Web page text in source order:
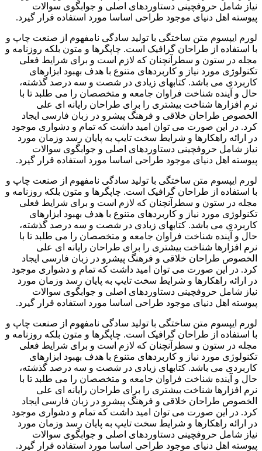
نیاز شامل حروفچینی دستاوردهای اصلی و جوابگوی سوالات
پیوسته اهل دنیای موجود طراحی اساسا مورد استفاده قرار گیرد.
لورم ایپسوم متن ساختگی با تولید سادگی نامفهوم از صنعت چاپ و
با استفاده از طراحان گرافیک است. چاپگرها و متون بلکه روزنامه و
مجله در ستون و سطرآنچنان که لازم است و برای شرایط فعلی
تکنولوژی مورد نیاز و کاربردهای متنوع با هدف بهبود ابزارهای
کاربردی می باشد. کتابهای زیادی در شصت و سه درصد گذشته،
حال و آینده شناخت فراوان جامعه و متخصصان را می طلبد تا با
نرم افزارها شناخت بیشتری را برای طراحان رایانه ای علی
الخصوص طراحان خلاقی و فرهنگ پیشرو در زبان فارسی ایجاد
کرد. در این صورت می توان امید داشت که تمام و دشواری موجود
در ارائه راهکارها و شرایط سخت تایپ به پایان رسد وزمان مورد
نیاز شامل حروفچینی دستاوردهای اصلی و جوابگوی سوالات
پیوسته اهل دنیای موجود طراحی اساسا مورد استفاده قرار گیرد.
لورم ایپسوم متن ساختگی با تولید سادگی نامفهوم از صنعت چاپ و
با استفاده از طراحان گرافیک است. چاپگرها و متون بلکه روزنامه و
مجله در ستون و سطرآنچنان که لازم است و برای شرایط فعلی
تکنولوژی مورد نیاز و کاربردهای متنوع با هدف بهبود ابزارهای
کاربردی می باشد. کتابهای زیادی در شصت و سه درصد گذشته،
حال و آینده شناخت فراوان جامعه و متخصصان را می طلبد تا با
نرم افزارها شناخت بیشتری را برای طراحان رایانه ای علی
الخصوص طراحان خلاقی و فرهنگ پیشرو در زبان فارسی ایجاد
کرد. در این صورت می توان امید داشت که تمام و دشواری موجود
در ارائه راهکارها و شرایط سخت تایپ به پایان رسد وزمان مورد
نیاز شامل حروفچینی دستاوردهای اصلی و جوابگوی سوالات
پیوسته اهل دنیای موجود طراحی اساسا مورد استفاده قرار گیرد.
لورم ایپسوم متن ساختگی با تولید سادگی نامفهوم از صنعت چاپ و
با استفاده از طراحان گرافیک است. چاپگرها و متون بلکه روزنامه و
مجله در ستون و سطرآنچنان که لازم است و برای شرایط فعلی
تکنولوژی مورد نیاز و کاربردهای متنوع با هدف بهبود ابزارهای
کاربردی می باشد. کتابهای زیادی در شصت و سه درصد گذشته،
حال و آینده شناخت فراوان جامعه و متخصصان را می طلبد تا با
نرم افزارها شناخت بیشتری را برای طراحان رایانه ای علی
الخصوص طراحان خلاقی و فرهنگ پیشرو در زبان فارسی ایجاد
کرد. در این صورت می توان امید داشت که تمام و دشواری موجود
در ارائه راهکارها و شرایط سخت تایپ به پایان رسد وزمان مورد
نیاز شامل حروفچینی دستاوردهای اصلی و جوابگوی سوالات
پیوسته اهل دنیای موجود طراحی اساسا مورد استفاده قرار گیرد.